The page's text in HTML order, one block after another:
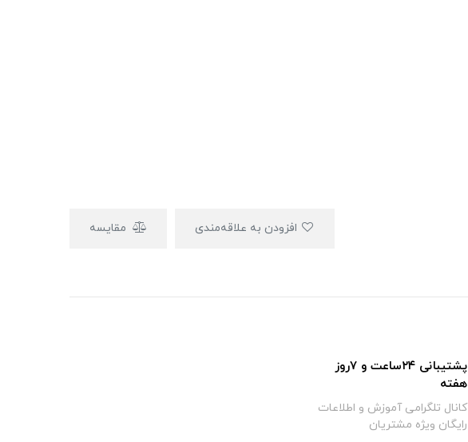
مقایسه
پشتیبانی ۲۴ساعت و ۷روز
هفته
کانال تلگرامی آموزش و اطلاعات
رایگان ویژه مشتریان